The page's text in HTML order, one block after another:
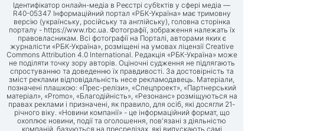
Ідентифікатор онлайн-медіа в Реєстрі суб’єктів у сфері медіа —
R40-05347 Інформаційний портал «РБК-Україна» має тримовну
версію (українську, російську та англійську), головна сторінка
порталу - https://www.rbc.ua. Фотографії, зображення належать їх
правовласникам. Всі фотографії на Порталі, авторами яких є
журналісти «РБК-Україна», розміщені на умовах ліцензії Creative
Commons Attribution 4.0 International. Редакція «РБК-Україна» може
не поділяти точку зору авторів. Оціночні судження не підлягають
спростуванню та доведенню їх правдивості. За достовірність та
зміст реклами відповідальність несе рекламодавець. Матеріали,
позначені плашкою: «Прес-релізи», «Спецпроект», «Партнерський
матеріал», «Promo», «Благодійність», «Резонанс» розміщуються на
правах реклами і призначені, як правило, для осіб, які досягли 21-
річного віку. «Новини компанії» - це інформаційний формат, що
охоплює новини, події та оголошення, пов'язані з діяльністю
компаній, базуються на пресрелізах, які випускають самі